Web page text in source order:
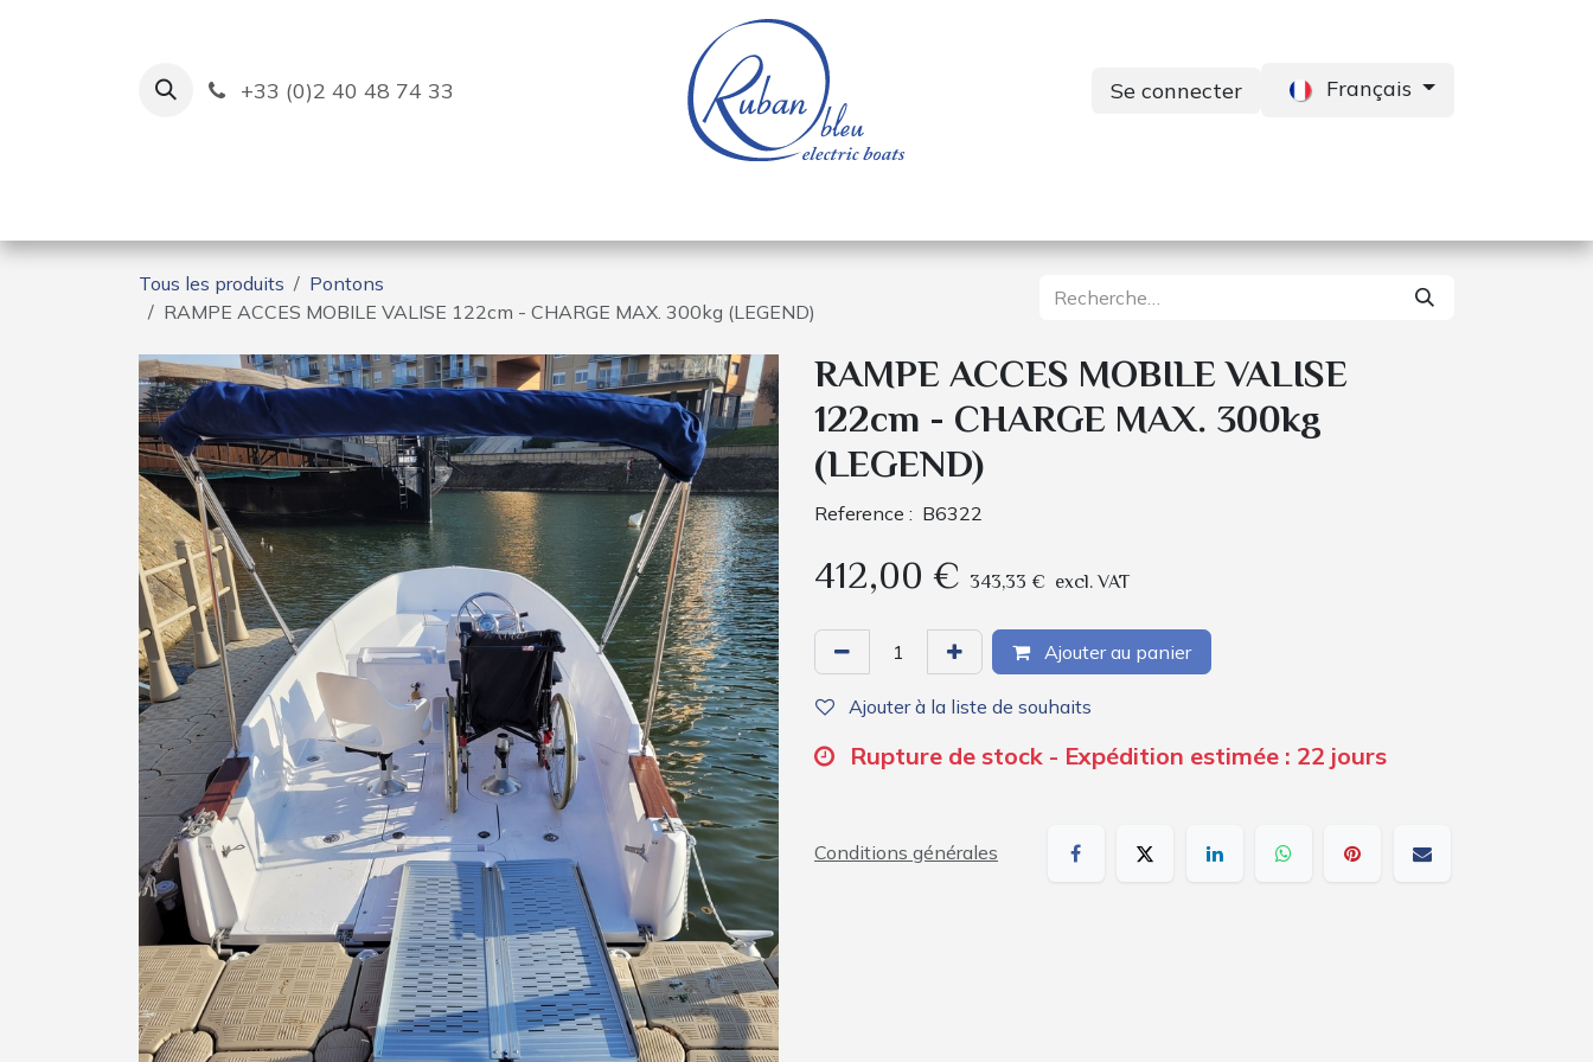
+33 (0)2 40 48 74 33 Se connecter Français
Tous les produits
Pontons
RAMPE ACCES MOBILE VALISE 122cm - CHARGE MAX. 300kg (LEGEND)
RAMPE ACCES MOBILE VALISE
122cm - CHARGE MAX. 300kg
(LEGEND)
Reference : B6322
412,00 € 343,33 € excl. VAT
Ajouter au panier
Ajouter à la liste de souhaits
Rupture de stock - Expédition estimée : 22 jours
Conditions générales